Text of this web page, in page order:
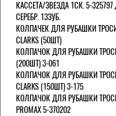
КАССЕТА/ЗВЕЗДА 1СК. 5-
СЕРЕБР. 13ЗУБ.
КОЛПАЧЕК ДЛЯ РУБАШКИ
CLARKS (50ШТ)
КОЛПАЧОК ДЛЯ РУБАШКИ
(200ШТ) 3-061
КОЛПАЧОК ДЛЯ РУБАШКИ
CLARKS (150ШТ) 3-175
КОЛПАЧОК ДЛЯ РУБАШКИ
PROMAX 5-370202